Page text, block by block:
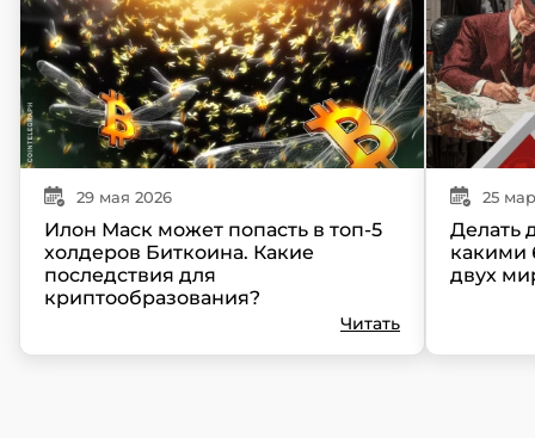
29 мая 2026
Илон Маск может попасть в топ-5
холдеров Биткоина. Какие
последствия для
криптообразования?
Читать
25
Делать
какими
двух